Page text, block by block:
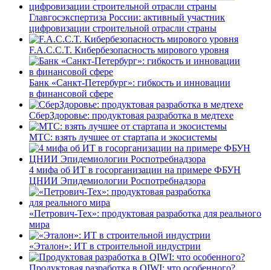
Главгосэкспертиза России: активный участник
цифровизации строительной отрасли страны
F.A.C.C.T. Кибербезопасность мирового уровня
Банк «Санкт-Петербург»: гибкость и инновации
в финансовой сфере
СберЗдоровье: продуктовая разработка в медтехе
МТС: взять лучшее от стартапа и экосистемы
4 мифа об ИТ в госорганизации на примере ФБУН
ЦНИИ Эпидемиологии Роспотребнадзора
«Петрович-Тех»: продуктовая разработка для реального
мира
«Эталон»: ИТ в строительной индустрии
Продуктовая разработка в QIWI: что особенного?